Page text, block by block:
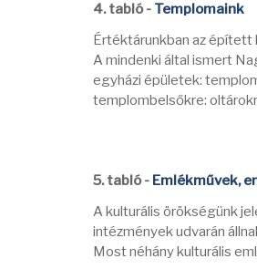
4. tabló - Templomaink
Értéktárunkban az épített
A mindenki által ismert
egyházi épületek:
templombelsőkre:
5. tabló - Emlékművek,
A kulturális örökségünk
intézmények udvarán
Most néhány kulturális